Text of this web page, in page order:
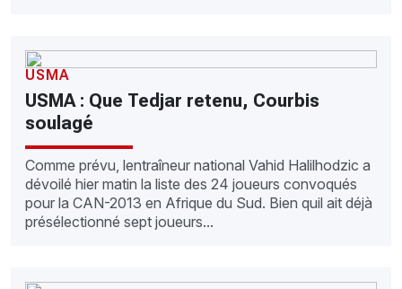
USMA
USMA : Que Tedjar retenu, Courbis
soulagé
Comme prévu, lentraîneur national Vahid Halilhodzic a
dévoilé hier matin la liste des 24 joueurs convoqués
pour la CAN-2013 en Afrique du Sud. Bien quil ait déjà
présélectionné sept joueurs...